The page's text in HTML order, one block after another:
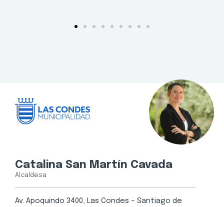
Catalina San Martín Cavada
Alcaldesa
Av. Apoquindo 3400, Las Condes – Santiago de